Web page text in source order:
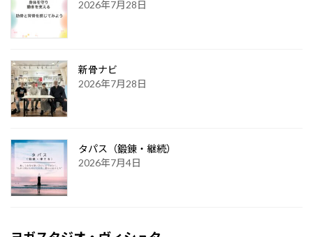
2026年7月28日
新骨ナビ
2026年7月28日
タパス（鍛錬・継続）
2026年7月4日